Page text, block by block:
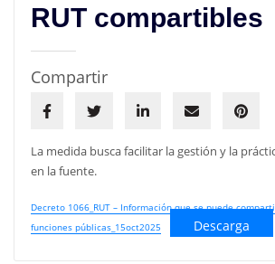
RUT compartibles
Compartir
La medida busca facilitar la gestión y la
en la fuente.
Decreto 1066_RUT – Información que se puede
funciones públicas_15oct2025
Descarga